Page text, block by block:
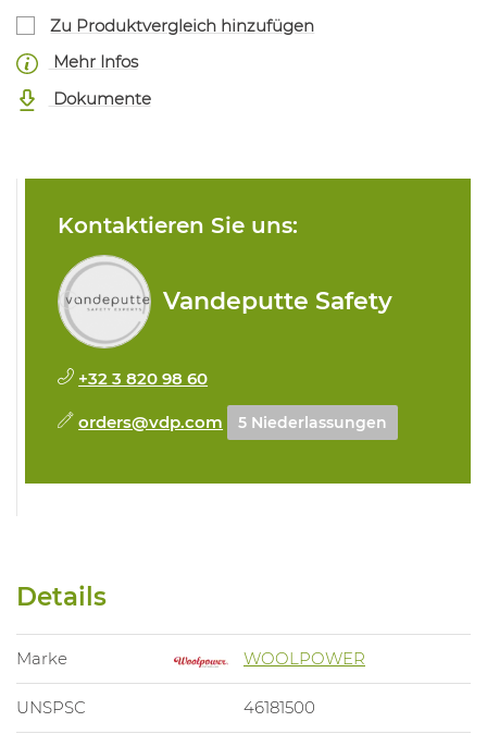
Zu Produktvergleich hinzufügen
Mehr Infos
Dokumente
Kontaktieren Sie uns:
Vandeputte Safety
+32 3 820 98 60
orders@vdp.com 5 Niederlassungen
Details
Marke WOOLPOWER
UNSPSC 46181500